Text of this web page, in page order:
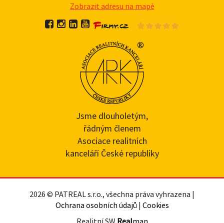
Zobrazit adresu na mapě
Jsme dlouholetým,
řádným členem
Asociace realitních
kanceláří České republiky
2026 © PATREAL s.r.o., všechna práva vyhrazena |
Ochrana osobních údajů | Cookies
Realitní SW Realman